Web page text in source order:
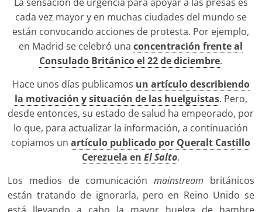
cada vez mayor y en muchas ciudades del mundo se
están convocando acciones de protesta. Por ejemplo,
en Madrid se celebró unaconcentración frente al
Consulado Británico el 22 de diciembre.
Hace unos días publicamos un artículo describiendo
la motivación y situación de las huelguistas. Pero,
desde entonces, su estado de salud ha empeorado, por
lo que, para actualizar la información, a continuación
copiamos unartículo publicado por Queralt Castillo
Cerezuela enEl Salto.
Los medios de comunicación mainstream británicos
están tratando de ignorarla, pero en Reino Unido se